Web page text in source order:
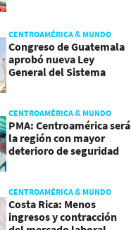
CENTROAMÉRICA & MUNDO
Congreso de Guatemala
aprobó nueva Ley
General del Sistema
CENTROAMÉRICA & MUNDO
PMA: Centroamérica será
la región con mayor
deterioro de seguridad
CENTROAMÉRICA & MUNDO
Costa Rica: Menos
ingresos y contracción